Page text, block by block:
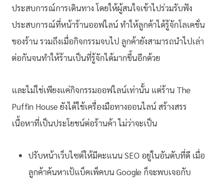
ประสบการณ์การเดินทาง โดยให้ผู้สนใจเข้าไปร่วมรับฟัง
ประสบการณ์ที่หน้าร้านออฟไลน์ ทำให้ลูกค้าได้รู้จักโลเคชั่น
ของร้าน รวมถึงเมื่อกิจกรรมจบไป ลูกค้ายังสามารถนำไปเล่า
ต่อกันจนทำให้ร้านเป็นที่รู้จักได้มากขึ้นอีกด้วย
และไม่ใช่เพียงแค่กิจกรรมออฟไลน์เท่านั้น แต่ร้าน The
Puffin House ยังได้ใช้เครื่องมือทางออนไลน์ สร้างสรร
เนื้อหาที่เป็นประโยชน์ต่อร้านค้า ไม่ว่าจะเป็น
ปรับหน้าเว็บไซต์ให้มีคะแนน SEO อยู่ในอันดับที่ดี เมื่อ
ลูกค้าค้นหาเป้แบ็คเพ็คบน Google ก็จะพบเจอกับ